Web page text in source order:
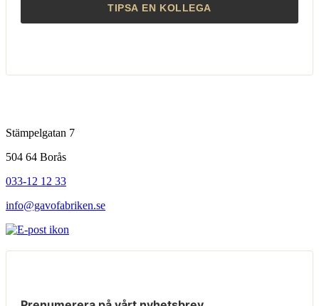
Stämpelgatan 7
504 64 Borås
033-12 12 33
info@gavofabriken.se